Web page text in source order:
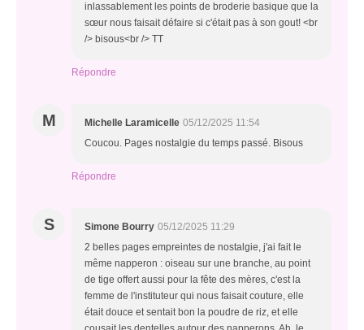
inlassablement les points de broderie basique que la
sœur nous faisait défaire si c'était pas à son gout! <br
/> bisous<br /> TT
Répondre
M Michelle Laramicelle 05/12/2025 11:54
Coucou. Pages nostalgie du temps passé. Bisous
Répondre
S Simone Bourry 05/12/2025 11:29
2 belles pages empreintes de nostalgie, j'ai fait le
même napperon : oiseau sur une branche, au point
de tige offert aussi pour la fête des mères, c'est la
femme de l'instituteur qui nous faisait couture, elle
était douce et sentait bon la poudre de riz, et elle